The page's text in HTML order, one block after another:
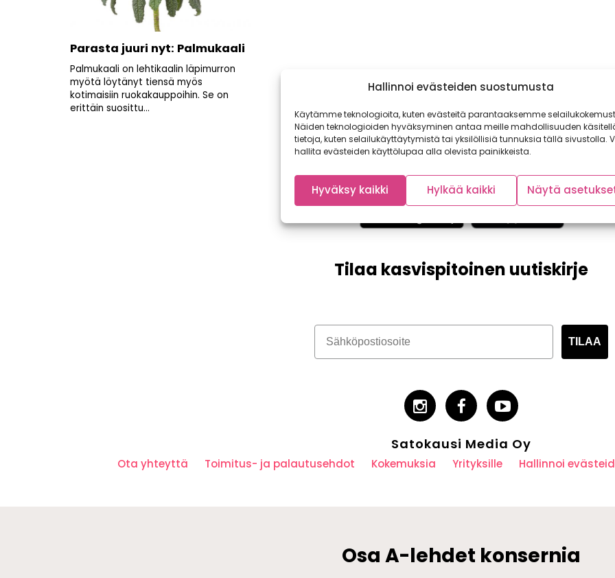
Hallinnoi evästeiden suostumusta
Käytämme teknologioita, kuten evästeitä parantaaksemme
Näiden teknologioiden hyväksyminen antaa meille mahdollisuuden
tietoja, kuten selailukäyttäytymistä tai yksilöllisiä tunnuksia tällä sivustolla.
hallita evästeiden käyttölupaa alla olevista painikkeista.
Hyväksy kaikki Hylkää kaikki Näytä
Parasta juuri nyt: Palmukaali
Palmukaali on lehtikaalin läpimurron
myötä löytänyt tiensä myös
kotimaisiin ruokakauppoihin. Se on
erittäin suosittu...
Tilaa kasvispitoinen uutiskirje
TILAA
Satokausi Media Oy
Ota yhteyttä Toimitus- ja palautusehdot Kokemuksia Yrityksille Hallinnoi
Osa A-lehdet konsernia